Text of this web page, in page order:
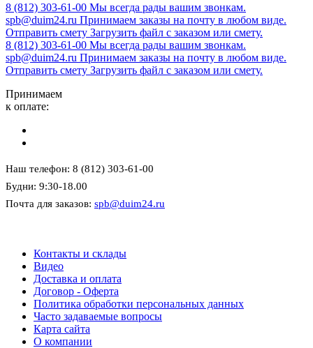
8 (812) 303-61-00 Мы всегда рады вашим звонкам.
spb@duim24.ru Принимаем заказы на почту в любом виде.
Отправить смету Загрузить файл с заказом или смету.
8 (812) 303-61-00 Мы всегда рады вашим звонкам.
spb@duim24.ru Принимаем заказы на почту в любом виде.
Отправить смету Загрузить файл с заказом или смету.
Принимаем
к оплате:
Наш телефон: 8 (812) 303-61-00
Будни: 9:30-18.00
Почта для заказов: spb@duim24.ru
Контакты и склады
Видео
Доставка и оплата
Договор - Оферта
Политика обработки персональных данных
Часто задаваемые вопросы
Карта сайта
О компании